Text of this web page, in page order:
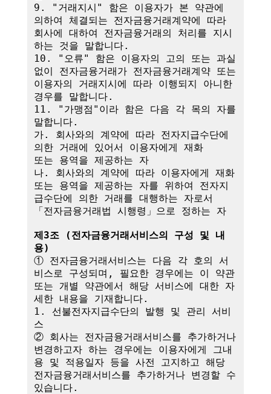
9. "거래지시" 함은 이용자가 본 약관에
의하여 체결되는 전자금융거래계약에 따라
회사에 대하여 전자금융거래의 처리를 지시
하는 것을 말합니다.
10. "오류" 함은 이용자의 고의 또는 과실
없이 전자금융거래가 전자금융거래계약 또는
이용자의 거래지시에 따라 이행되지 아니한
경우를 말합니다.
11. "가맹점"이라 함은 다음 각 목의 자를
말합니다.
가. 회사와의 계약에 따라 전자지급수단에
의한 거래에 있어서 이용자에게 재화
또는 용역을 제공하는 자
나. 회사와의 계약에 따라 이용자에게 재화
또는 용역을 제공하는 자를 위하여 전자지
급수단에 의한 거래를 대행하는 자로서
「전자금융거래법 시행령」으로 정하는 자
제3조 (전자금융거래서비스의 구성 및 내
용)
① 전자금융거래서비스는 다음 각 호의 서
비스로 구성되며, 필요한 경우에는 이 약관
또는 개별 약관에서 해당 서비스에 대한 자
세한 내용을 기재합니다.
1. 선불전자지급수단의 발행 및 관리 서비
스
② 회사는 전자금융거래서비스를 추가하거나
변경하고자 하는 경우에는 이용자에게 그내
용 및 적용일자 등을 사전 고지하고 해당
전자금융거래서비스를 추가하거나 변경할 수
있습니다.